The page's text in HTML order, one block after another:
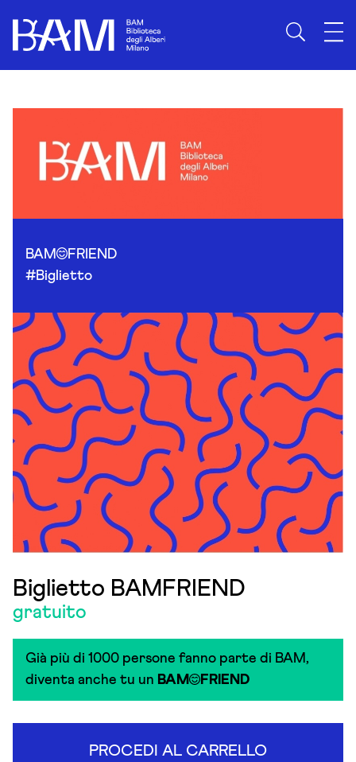
BAM
FRIEND
#Biglietto
Biglietto BAMFRIEND
gratuito
Già più di 1000 persone fanno parte di BAM,
diventa anche tu un BAM FRIEND
PROCEDI AL CARRELLO